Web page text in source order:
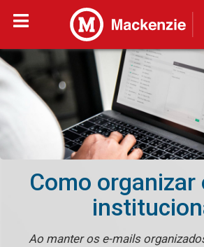
Como organizar
Ao manter os e-mails